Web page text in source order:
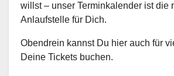
willst – unser Terminkalender ist die
Anlaufstelle für Dich.
Obendrein kannst Du hier auch für
Deine Tickets buchen.